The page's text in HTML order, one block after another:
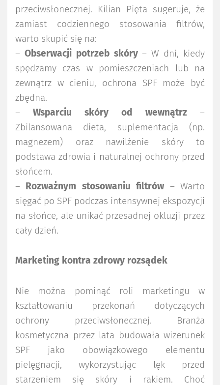
przeciwsłonecznej. Kilian Pięta sugeruje, że
zamiast codziennego stosowania filtrów,
warto skupić się na:
– Obserwacji potrzeb skóry– W dni, kiedy
spędzamy czas w pomieszczeniach lub na
zewnątrz w cieniu, ochrona SPF może być
zbędna.
– Wsparciu skóry od wewnątrz –
Zbilansowana dieta, suplementacja (np.
magnezem) oraz nawilżenie skóry to
podstawa zdrowia i naturalnej ochrony przed
słońcem.
–
Rozważnym stosowaniu filtrów– Warto
sięgać po SPF podczas intensywnej ekspozycji
na słońce, ale unikać przesadnej okluzji przez
cały dzień.
Marketing kontra zdrowy rozsądek
Nie można pominąć roli marketingu w
kształtowaniu przekonań dotyczących
ochrony przeciwsłonecznej. Branża
kosmetyczna przez lata budowała wizerunek
SPF jako obowiązkowego elementu
pielęgnacji, wykorzystując lęk przed
starzeniem się skóry i rakiem. Choć